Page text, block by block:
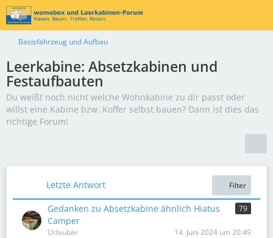
Basisfahrzeug und Aufbau
Leerkabine: Absetzkabinen und
Festaufbauten
Du weißt noch nicht welche Wohnkabine zu dir passt oder
willst eine Kabine bzw. Koffer selbst bauen? Dann ist dies das
richtige Forum!
Letzte Antwort Filter
Gedanken zu Absetzkabine ähnlich Hiatus
Camper
79
Urlaubär 14. Juni 2024 um 20:49